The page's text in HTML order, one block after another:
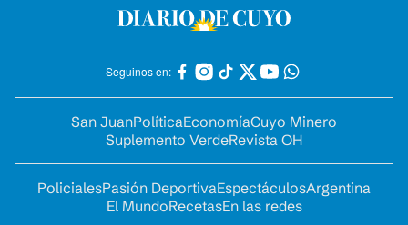
Seguinos en:
San JuanPolíticaEconomíaCuyo Minero
Suplemento VerdeRevista OH
PolicialesPasión DeportivaEspectáculosArgentina
El MundoRecetasEn las redes